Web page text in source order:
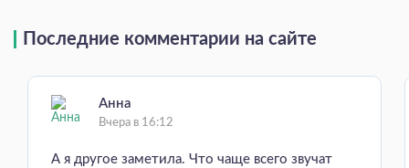
Последние комментарии на сайте
Анна
Вчера в 16:12
А я другое заметила. Что чаще всего звучат